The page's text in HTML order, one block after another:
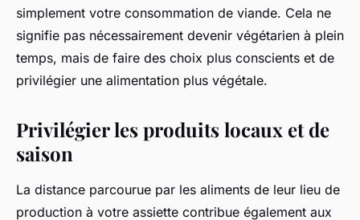
simplement votre consommation de viande. Cela ne
signifie pas nécessairement devenir végétarien à plein
temps, mais de faire des choix plus conscients et de
privilégier une alimentation plus végétale.
Privilégier les produits locaux et de
saison
La distance parcourue par les aliments de leur lieu de
production à votre assiette contribue également aux